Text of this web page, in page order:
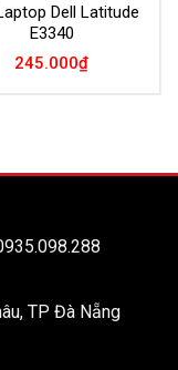
Dell Latitude
E3340
245.000₫
TP Đà Nẵng